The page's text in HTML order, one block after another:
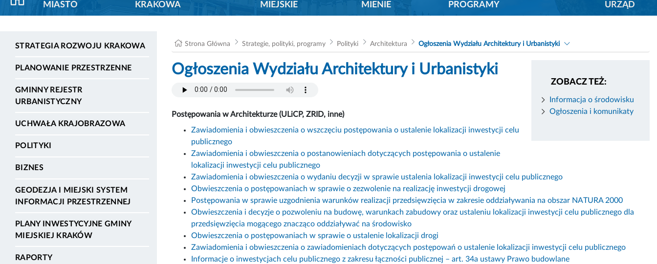
MIASTO
KRAKOWA
MIEJSKIE
MIENIE
PROGRAMY
URZĄD
STRATEGIA ROZWOJU KRAKOWA
PLANOWANIE PRZESTRZENNE
GMINNY REJESTR
URBANISTYCZNY
UCHWAŁA KRAJOBRAZOWA
POLITYKI
BIZNES
GEODEZJA I MIEJSKI SYSTEM
INFORMACJI PRZESTRZENNEJ
PLANY INWESTYCYJNE GMINY
MIEJSKIEJ KRAKÓW
RAPORTY
Strona Główna Strategie, polityki, programy Polityki Architektura Ogłoszenia Wydziału Architektury i Urbanistyki
ZOBACZ TEŻ:
Informacja o środowisku
Ogłoszenia i komunikaty
Ogłoszenia Wydziału Architektury i Urbanistyki
Postępowania w Architekturze (ULiCP, ZRID, inne)
Zawiadomienia i obwieszczenia o wszczęciu postępowania o ustalenie lokalizacji inwestycji celu
publicznego
Zawiadomienia i obwieszczenia o postanowieniach dotyczących postępowania o ustalenie
lokalizacji inwestycji celu publicznego
Zawiadomienia i obwieszczenia o wydaniu decyzji w sprawie ustalenia lokalizacji inwestycji celu publicznego
Obwieszczenia o postępowaniach w sprawie o zezwolenie na realizację inwestycji drogowej
Postępowania w sprawie uzgodnienia warunków realizacji przedsięwzięcia w zakresie oddziaływania na obszar NATURA 2000
Obwieszczenia i decyzje o pozwoleniu na budowę, warunkach zabudowy oraz ustaleniu lokalizacji inwestycji celu publicznego dla
przedsięwzięcia mogącego znacząco oddziaływać na środowisko
Obwieszczenia o postępowaniach w sprawie o ustalenie lokalizacji drogi
Zawiadomienia i obwieszczenia o zawiadomieniach dotyczących postępowań o ustalenie lokalizacji inwestycji celu publicznego
Informacje o inwestycjach celu publicznego z zakresu łączności publicznej – art. 34a ustawy Prawo budowlane